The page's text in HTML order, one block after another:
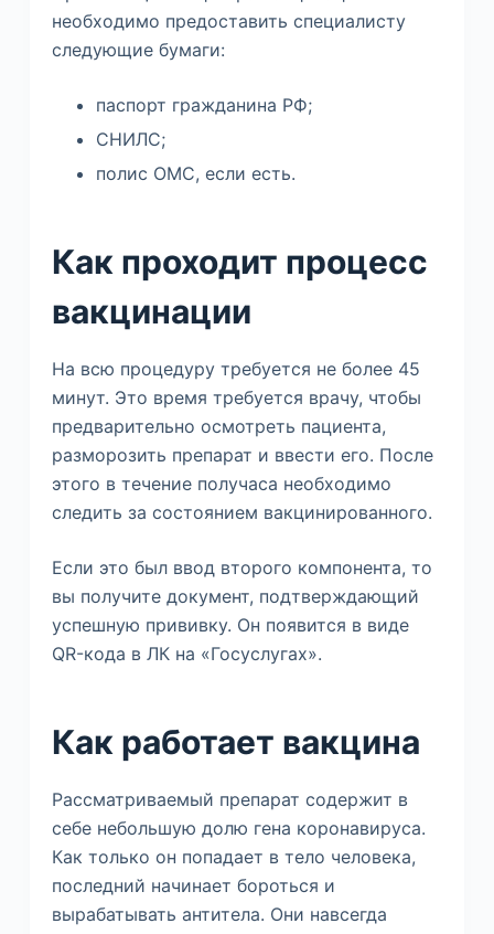
необходимо предоставить специалисту
следующие бумаги:
паспорт гражданина РФ;
СНИЛС;
полис ОМС, если есть.
Как проходит процесс
вакцинации
На всю процедуру требуется не более 45
минут. Это время требуется врачу, чтобы
предварительно осмотреть пациента,
разморозить препарат и ввести его. После
этого в течение получаса необходимо
следить за состоянием вакцинированного.
Если это был ввод второго компонента, то
вы получите документ, подтверждающий
успешную прививку. Он появится в виде
QR-кода в ЛК на «Госуслугах».
Как работает вакцина
Рассматриваемый препарат содержит в
себе небольшую долю гена коронавируса.
Как только он попадает в тело человека,
последний начинает бороться и
вырабатывать антитела. Они навсегда